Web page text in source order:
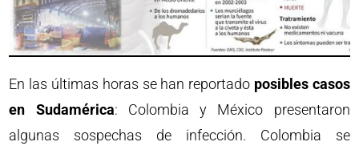
En las últimas horas se han reportado posibles casos
en Sudamérica: Colombia y México presentaron
algunas sospechas de infección. Colombia se